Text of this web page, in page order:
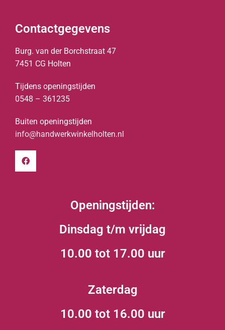
Contactgegevens
Burg. van der Borchstraat 47
7451 CG Holten
Tijdens openingstijden
0548 – 361235
Buiten openingstijden
info@handwerkwinkelholten.nl
Openingstijden:
Dinsdag t/m vrijdag
10.00 tot 17.00 uur
Zaterdag
10.00 tot 16.00 uur